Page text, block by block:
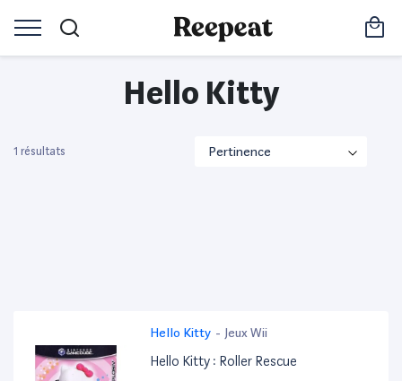
Hello Kitty
1 résultats
Hello Kitty - Jeux Wii
Hello Kitty : Roller Rescue